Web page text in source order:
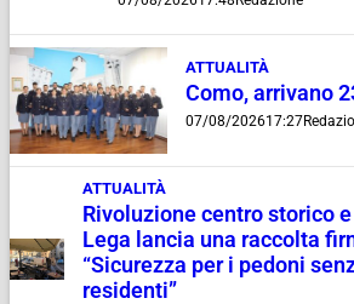
ATTUALITÀ
Como, arrivano
07/08/202617:27
ATTUALITÀ
Rivoluzione centro storico
Lega lancia una raccolta
“Sicurezza per i pedoni
residenti”